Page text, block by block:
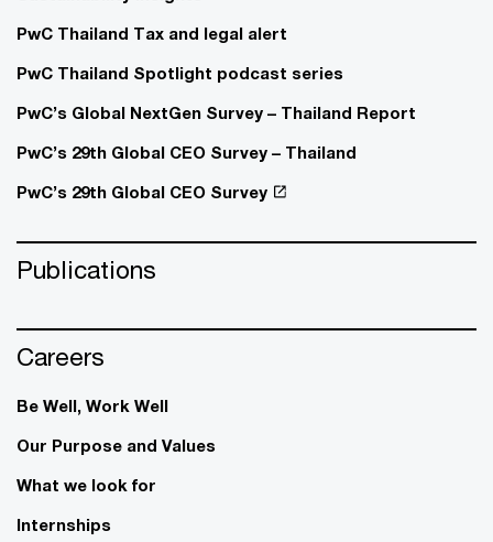
PwC Thailand Tax and legal alert
PwC Thailand Spotlight podcast series
PwC’s Global NextGen Survey – Thailand Report
PwC’s 29th Global CEO Survey – Thailand
PwC’s 29th Global CEO Survey
Publications
Careers
Be Well, Work Well​
Our Purpose and Values
What we look for
Internships